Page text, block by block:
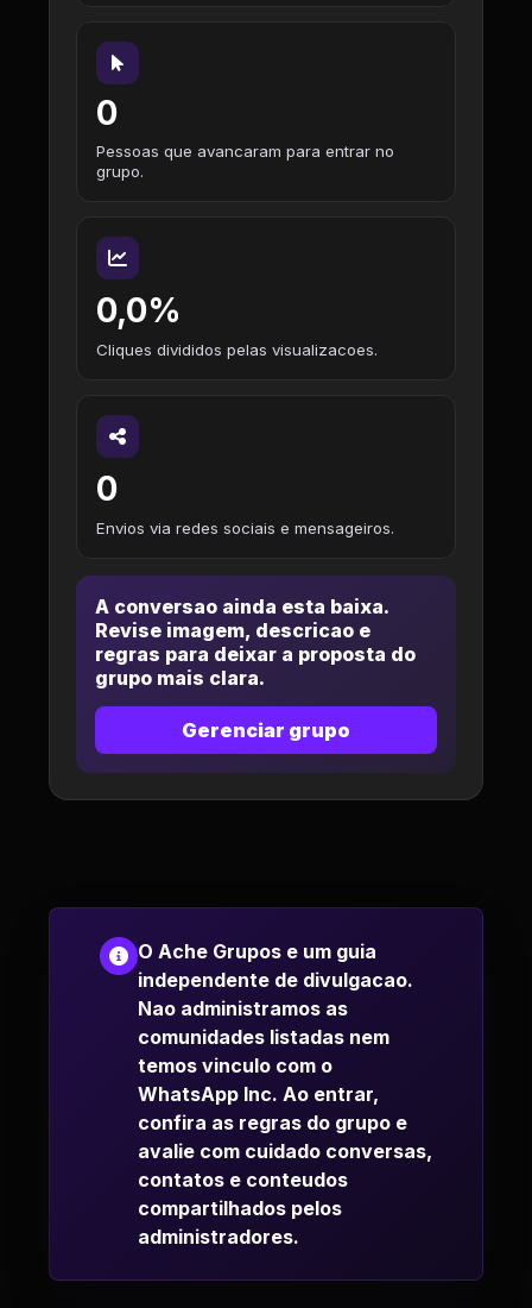
0
Pessoas que avancaram para entrar no
grupo.
0,0%
Cliques divididos pelas visualizacoes.
0
Envios via redes sociais e mensageiros.
A conversao ainda esta baixa.
Revise imagem, descricao e
regras para deixar a proposta do
grupo mais clara.
Gerenciar grupo
O Ache Grupos e um guia
independente de divulgacao.
Nao administramos as
comunidades listadas nem
temos vinculo com o
WhatsApp Inc. Ao entrar,
confira as regras do grupo e
avalie com cuidado conversas,
contatos e conteudos
compartilhados pelos
administradores.